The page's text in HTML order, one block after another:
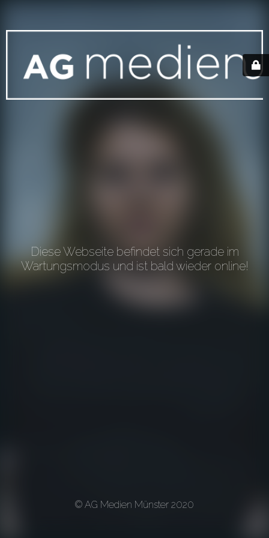
Diese Webseite befindet sich gerade im
Wartungsmodus und ist bald wieder online!
© AG Medien Münster 2020